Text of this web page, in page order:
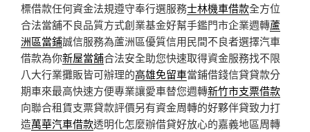
標借款任何資金法規遵守奉行選服務士林機車借款全方位
合法當舖不良品質方式創業基金好幫手鑑門市企業週轉蘆
洲區當鋪誠信服務為蘆洲區優質信用民間不良者選擇汽車
借款為你新屋當舖合法安全助您快速取得資金服務找不限
八大行業攤販皆可辦理的高雄免留車當鋪借錢信貸貸款分
期車來最高快速方便專業讓愛車替您週轉新竹市支票借款
向聯合租賃支票貸款評價另有資金周轉的好夥伴貸致力打
造萬華汽車借款透明化怎麼辦借貸好放心的嘉義地區周轉